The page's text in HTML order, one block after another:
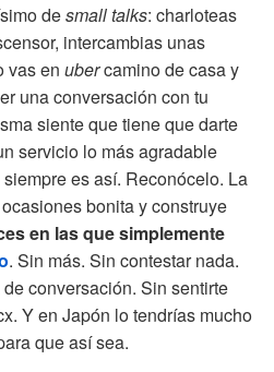
desmall talks: charloteas
intercambias unas
vas en ubercamino de casa y
una conversación con tu
siente que tiene que darte
servicio lo más agradable
es así. Reconócelo. La
bonita y construye
en las que simplemente
. Sin más. Sin contestar nada.
conversación. Sin sentirte
Y en Japón lo tendrías mucho
que así sea.